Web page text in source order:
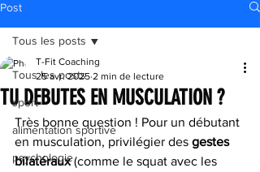
Post
Tous les posts
sport
alimentation sportive
psychologie
Tous les posts
TU DEBUTES EN MUSCULATION ?
T-Fit Coaching
25 avr. 2025 2 min de lecture
Très bonne question ! Pour un débutant
en musculation, privilégier des gestes
bilatéraux (comme le squat avec les